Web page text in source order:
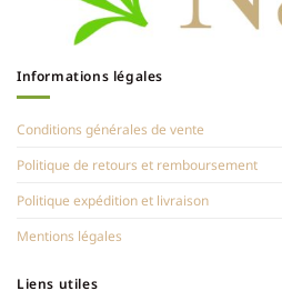
Informations légales
Conditions générales de vente
Politique de retours et remboursement
Politique expédition et livraison
Mentions légales
Liens utiles